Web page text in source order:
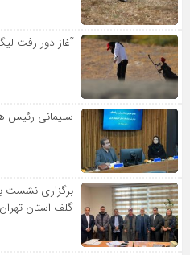
آغاز دور رفت
سلیمانی رئیس
برگزاری
گلف استان تهران